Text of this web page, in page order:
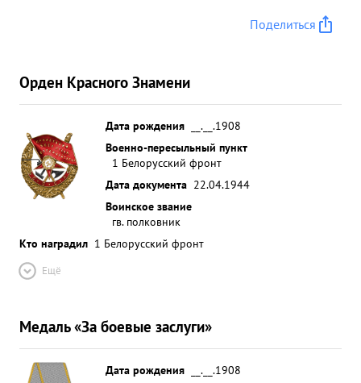
Поделиться
Орден Красного Знамени
Дата рождения
__.__.1908
Военно-пересыльный пункт
1 Белорусский фронт
Дата документа 22.04.1944
Воинское звание
гв. полковник
Кто наградил 1 Белорусский фронт
Ещё
Медаль «За боевые заслуги»
Дата рождения
__.__.1908